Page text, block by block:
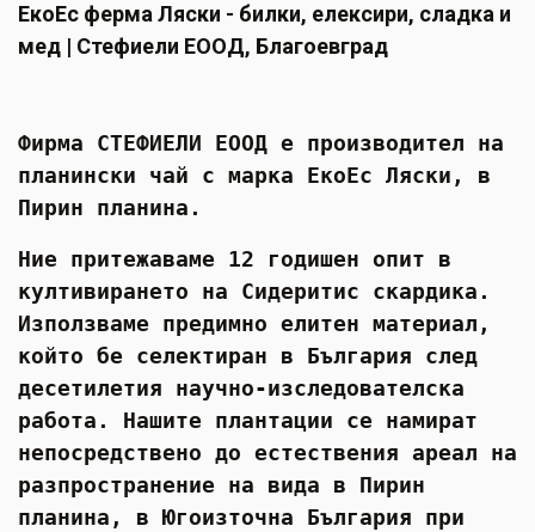
ХЛЯБ, ЗЪРНЕНИ, ВАРИВА
МЕД И ПЧЕЛНИ
ВЕГАН ПРОДУКТИ
РАСТИТЕЛНИ МАСЛА И ОЦЕТ
ДЕСЕРТИ И ШОКОЛАД
ЕкоЕс ферма Ляски - билки, елексири, сладка и
мед | Стефиели ЕООД, Благоевград
Фирма СТЕФИЕЛИ ЕООД е производител на
планински чай с марка ЕкоЕс Ляски, в
Пирин планина.
Ние притежаваме 12 годишен опит в
култивирането на Сидеритис скардика.
Използваме предимно елитен материал,
който бе селектиран в България след
десетилетия научно-изследователска
работа. Нашите плантации се намират
непосредствено до естествения ареал на
разпространение на вида в Пирин
планина, в Югоизточна България при